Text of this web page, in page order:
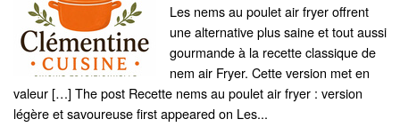
Les nems au poulet air fryer offrent
une alternative plus saine et tout aussi
gourmande à la recette classique de
nem air Fryer. Cette version met en
valeur […] The post Recette nems au poulet air fryer : version
légère et savoureuse first appeared on Les...